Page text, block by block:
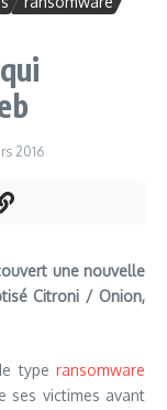
2016
une nouvelle
Citroni / Onion,
type ransomware
ses victimes avant